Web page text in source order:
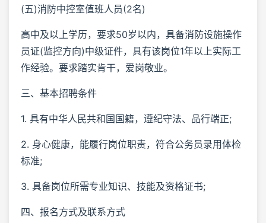
(五)消防中控室值班人员(2名)
高中及以上学历，要求50岁以内，具备消防设施操作
员证(监控方向)中级证件，具有该岗位1年以上实际工
作经验。要求踏实肯干，爱岗敬业。
三、基本招聘条件
1. 具有中华人民共和国国籍，遵纪守法、品行端正;
2. 身心健康，能履行岗位职责，符合公务员录用体检
标准;
3. 具备岗位所需专业知识、技能及资格证书;
四、报名方式及联系方式